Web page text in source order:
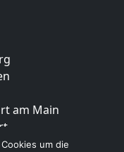
am Main
um die